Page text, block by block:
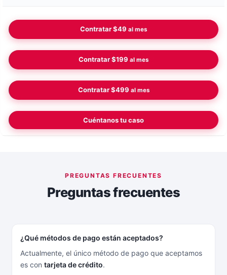
Contratar$49 al mes
Contratar$199 al mes
Contratar$499 al mes
Cuéntanos tu caso
Preguntas frecuentes
¿Qué métodos de pago están aceptados?
Actualmente, el único método de pago que aceptamos
es con tarjeta de crédito.